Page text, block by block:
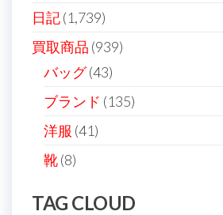
日記(1,739)
買取商品 (939)
バッグ(43)
ブランド (135)
洋服 (41)
靴(8)
TAG CLOUD